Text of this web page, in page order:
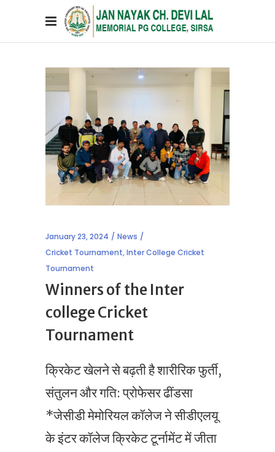
January 23, 2024
News
Cricket Tournament,Inter College Cricket
Tournament
Winners of the Inter
college Cricket
Tournament
क्रिकेट खेलने से बढ़ती है शारीरिक फुर्ती,
संतुलन और गति: प्रोफेसर ढींडसा
*जेसीडी मेमोरियल कॉलेज ने सीडीएलयू
के इंटर कॉलेज क्रिकेट टूर्नामेंट में जीता